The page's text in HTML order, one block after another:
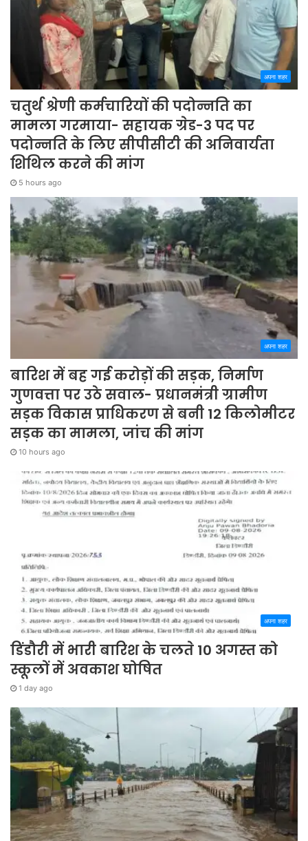
अपना शहर
चतुर्थ श्रेणी कर्मचारियों की पदोन्नति का
मामला गरमाया- सहायक ग्रेड-3 पद पर
पदोन्नति के लिए सीपीसीटी की अनिवार्यता
शिथिल करने की मांग
5 hours ago
अपना शहर
बारिश में बह गई करोड़ों की सड़क, निर्माण
गुणवत्ता पर उठे सवाल- प्रधानमंत्री ग्रामीण
सड़क विकास प्राधिकरण से बनी 12 किलोमीटर
सड़क का मामला, जांच की मांग
10 hours ago
अपना शहर
डिंडौरी में भारी बारिश के चलते 10 अगस्त को
स्कूलों में अवकाश घोषित
1 day ago